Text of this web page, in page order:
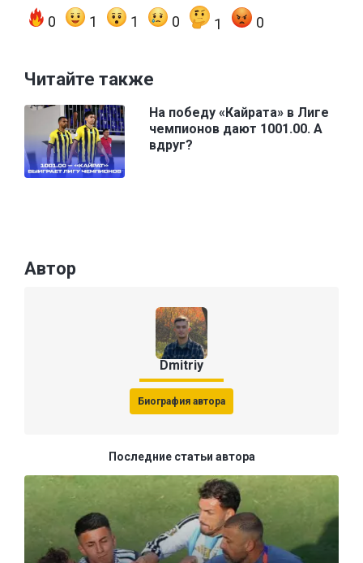
0 1 1 0 1 0
Читайте также
На победу «Кайрата» в Лиге
чемпионов дают 1001.00. А
вдруг?
Автор
Dmitriy
Биография автора
Последние статьи автора